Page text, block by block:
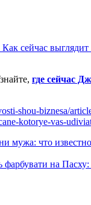
сейчас
где сейчас
shou-biznesa/
kotorye-vas-
мужа: что
фарбувати на